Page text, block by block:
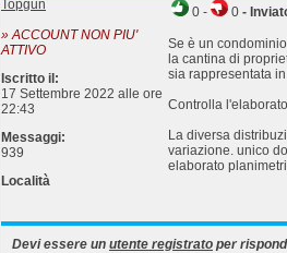
Topgun
» ACCOUNT NON PIU'
ATTIVO
Iscritto il:
17 Settembre 2022 alle ore
22:43
Messaggi:
939
Località
0 - 0 -
Se è un
la cantina di
sia rappresentata
Controlla
La diversa
variazione. unico
elaborato
Devi essere un utente registrato per